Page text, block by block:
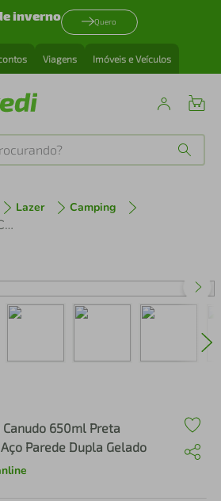
inverno Quero
Viagens Imóveis e Veículos
Lazer Camping
Garrafa Térmica com Canudo 650ml Preta Tramontina Squeeze Aço Parede Dupla Gelado
650ml Preta
Parede Dupla Gelado